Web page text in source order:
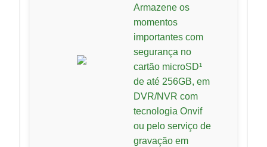
Armazene os
momentos
importantes com
segurança no
cartão microSD¹
de até 256GB, em
DVR/NVR com
tecnologia Onvif
ou pelo serviço de
gravação em